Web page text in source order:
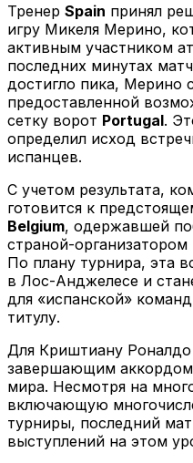
Тренер Spain принял
игру Микеля Мерино,
активным участником
последних минутах
достигло пика, Мерино
предоставленной
сетку ворот Portugal.
определил исход
испанцев.
С учетом результата,
готовится к
Belgium, одержавшей
страной-
По плану турнира, эта
в Лос-Анджелесе и
для «испанской»
титулу.
Для Криштиану
завершающим аккордом
мира. Несмотря на
включающую
турниры, последний
выступлений на этом